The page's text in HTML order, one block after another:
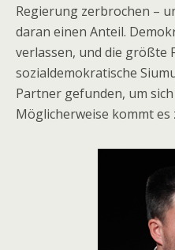
Regierung zerbrochen –
daran einen Anteil.
verlassen, und die größte
sozialdemokratische
Partner gefunden, um
Möglicherweise kommt es